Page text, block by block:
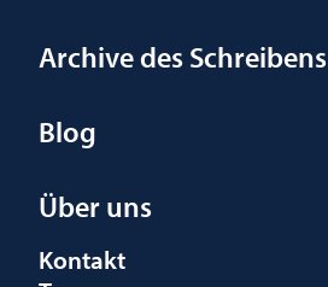
Archive des Schreibens
Blog
Über uns
Kontakt